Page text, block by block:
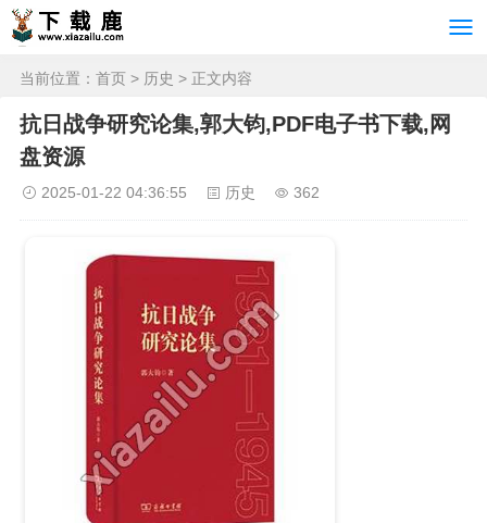
当前位置： 首页 > 历史 > 正文内容
抗日战争研究论集,郭大钧,PDF电子书下载,网
盘资源
2025-01-22 04:36:55 历史 362